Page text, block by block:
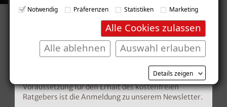
Notwendig Präferenzen Statistiken Marketing
Alle Cookies zulassen
Auswahl erlauben
Alle ablehnen
Details zeigen
Unsere zufriedenen
Kunden im Raum Kerzers
Kostenlosen Ratgeber anfordern
Voraussetzung für den Erhalt des kostenfreien
Ratgebers ist die Anmeldung zu unserem Newsletter.